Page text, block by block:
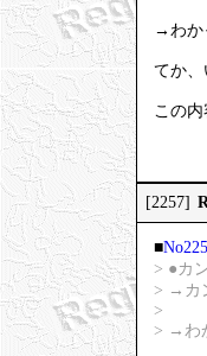
→わか
てか、
この内
[2257]
■
> ●カ
> →カ
>
> →わ